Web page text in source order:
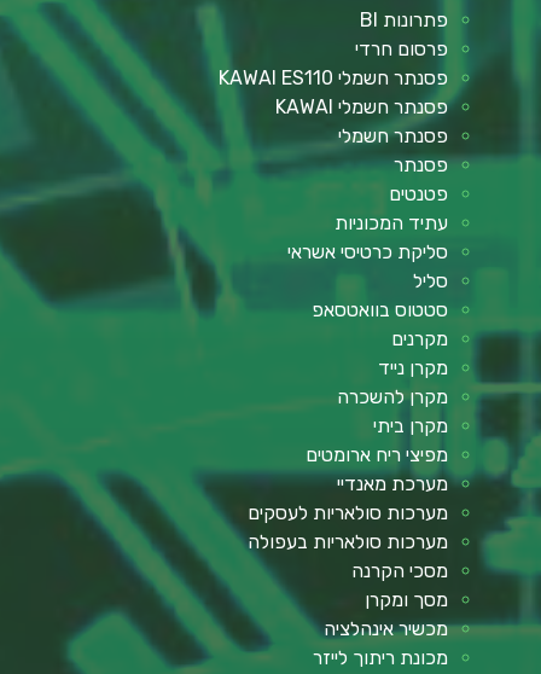
פתרונות BI
פרסום חרדי
פסנתר חשמלי KAWAI ES110
פסנתר חשמלי KAWAI
פסנתר חשמלי
פסנתר
פטנטים
עתיד המכוניות
סליקת כרטיסי אשראי
סליל
סטטוס בוואטסאפ
מקרנים
מקרן נייד
מקרן להשכרה
מקרן ביתי
מפיצי ריח ארומטים
מערכת מאנדיי
מערכות סולאריות לעסקים
מערכות סולאריות בעפולה
מסכי הקרנה
מסך ומקרן
מכשיר אינהלציה
מכונת ריתוך לייזר